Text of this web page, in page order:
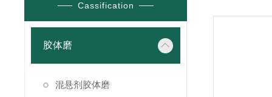
Cassification
胶体磨
混悬剂胶体磨